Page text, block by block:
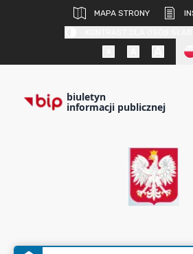
MAPA STRONY
biuletyn
informacji publicznej